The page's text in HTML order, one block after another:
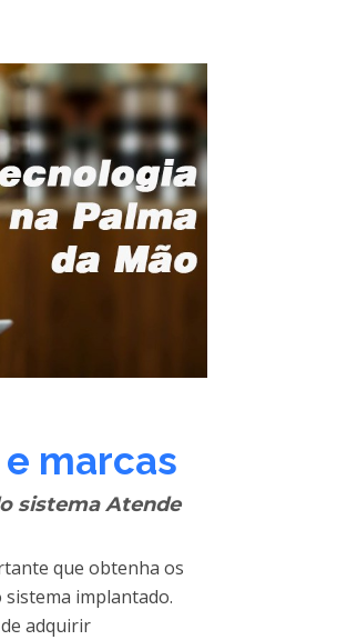
marcas
sistema Atende
que obtenha os
implantado.
adquirir